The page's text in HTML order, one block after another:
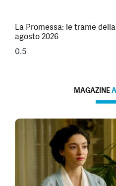
La Promessa: le trame
agosto 2026
MAGAZINE